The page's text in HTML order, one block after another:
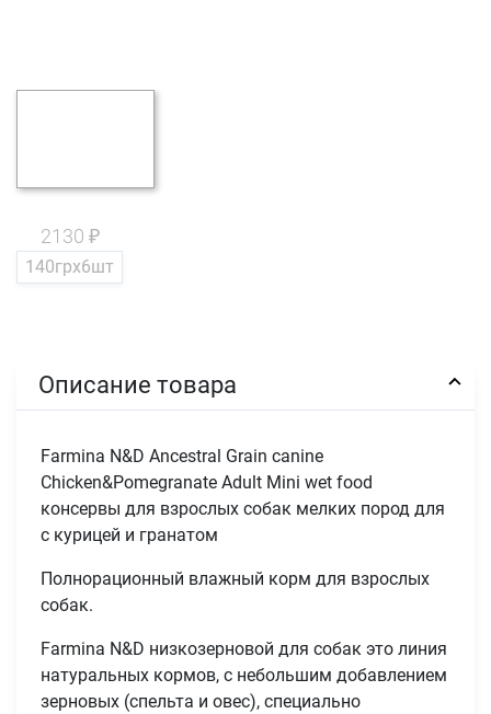
2130 ₽
140грх6шт
Описание товара
Farmina N&D Ancestral Grain canine
Chicken&Pomegranate Adult Mini wet food
консервы для взрослых собак мелких пород для
с курицей и гранатом
Полнорационный влажный корм для взрослых
собак.
Farmina N&D низкозерновой для собак это линия
натуральных кормов, с небольшим добавлением
зерновых (спельта и овес), специально